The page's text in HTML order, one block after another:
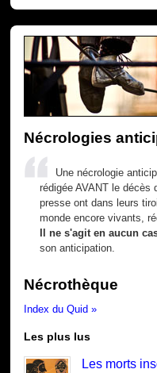
Nécrologies
Une nécrologie
rédigée AVANT le décès
presse ont dans leurs
monde encore vivants,
Il ne s'agit en aucun
son anticipation.
Nécrothèque
Index du Quid »
Les plus lus
Les morts